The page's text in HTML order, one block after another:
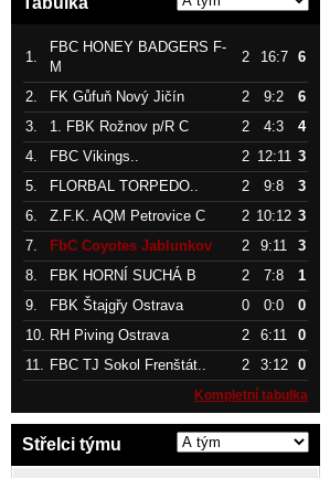
1.
FBC HONEY BADGERS F-
M
2 16:7 6
2. FK Gůfuň Nový Jičín 2 9:2
6
3.
1. FBK Rožnov p/R C 2 4:3
4
4.
FBC Vikings.. 2 12:11 3
5.
FLORBAL TORPEDO.. 2 9:8
3
6.
Z.F.K. AQM Petrovice C 2 10:12 3
7.
FbC Coyotes Jablunkov 2 9:11
3
8.
FBK HORNÍ SUCHÁ B 2 7:8
1
9.
FBK Štajgřy Ostrava 0 0:0
0
10. RH Piving Ostrava 2 6:11
0
11. FBC TJ Sokol Frenštát.. 2 3:12 0
Kompletní tabulka
Střelci týmu